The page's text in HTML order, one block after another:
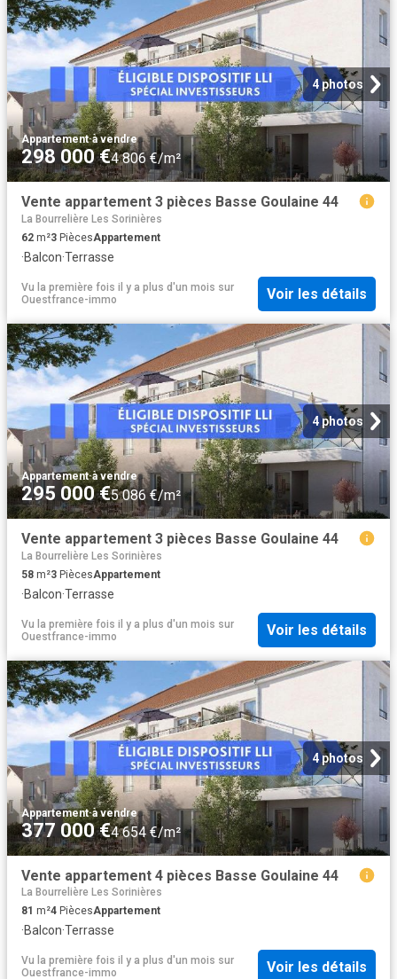
4 photos
Appartement·à vendre
298 000 €4 806 €/m²
Vente appartement 3 pièces Basse Goulaine 44
La Bourrelière Les Sorinières
62 m²3 PiècesAppartement
·Balcon·Terrasse
Vu la première fois il y a plus d'un mois sur
Ouestfrance-immo
Voir les détails
4 photos
Appartement·à vendre
295 000 €5 086 €/m²
Vente appartement 3 pièces Basse Goulaine 44
La Bourrelière Les Sorinières
58 m²3 PiècesAppartement
·Balcon·Terrasse
Vu la première fois il y a plus d'un mois sur
Ouestfrance-immo
Voir les détails
4 photos
Appartement·à vendre
377 000 €4 654 €/m²
Vente appartement 4 pièces Basse Goulaine 44
La Bourrelière Les Sorinières
81 m²4 PiècesAppartement
·Balcon·Terrasse
Vu la première fois il y a plus d'un mois sur
Ouestfrance-immo
Voir les détails